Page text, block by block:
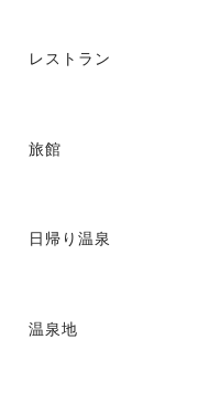
レストラン
旅館
日帰り温泉
温泉地